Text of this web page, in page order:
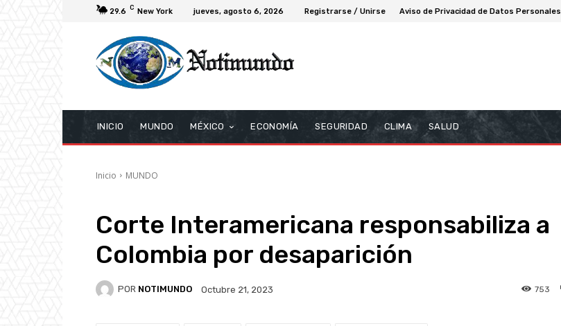
29.6 C New York jueves, agosto 6, 2026 Registrarse / Unirse Aviso de Privacidad de Datos Personales
INICIO MUNDO MÉXICO ECONOMÍA SEGURIDAD CLIMA SALUD
Inicio MUNDO
Corte Interamericana responsabiliza a
Colombia por desaparición
POR NOTIMUNDO Octubre 21, 2023 753